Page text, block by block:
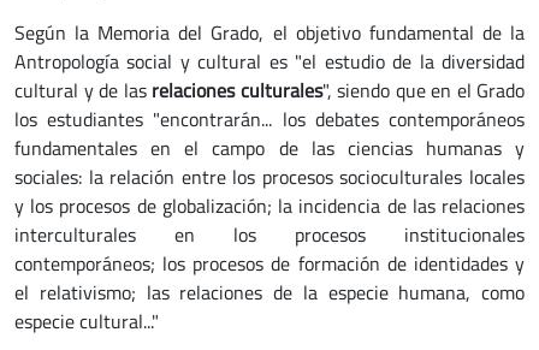
Según la Memoria del Grado, el objetivo fundamental de la
Antropología social y cultural es "el estudio de la diversidad
cultural y de las relaciones culturales", siendo que en el Grado
los estudiantes "encontrarán... los debates contemporáneos
fundamentales en el campo de las ciencias humanas y
sociales: la relación entre los procesos socioculturales locales
y los procesos de globalización; la incidencia de las relaciones
interculturales en los procesos institucionales
contemporáneos; los procesos de formación de identidades y
el relativismo; las relaciones de la especie humana, como
especie cultural..."